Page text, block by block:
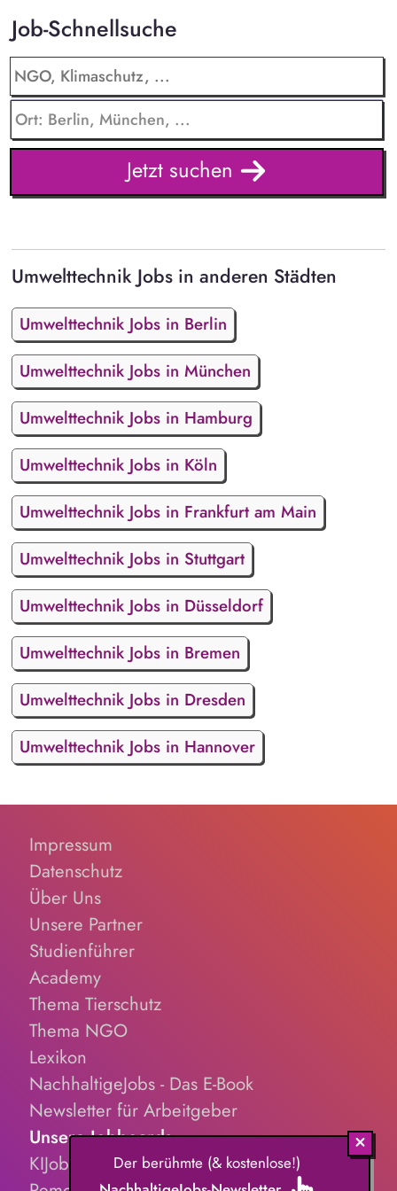
Job-Schnellsuche
Jetzt suchen
Umwelttechnik Jobs in anderen Städten
Umwelttechnik Jobs in Berlin
Umwelttechnik Jobs in München
Umwelttechnik Jobs in Hamburg
Umwelttechnik Jobs in Köln
Umwelttechnik Jobs in Frankfurt am Main
Umwelttechnik Jobs in Stuttgart
Umwelttechnik Jobs in Düsseldorf
Umwelttechnik Jobs in Bremen
Umwelttechnik Jobs in Dresden
Umwelttechnik Jobs in Hannover
Impressum
Datenschutz
Über Uns
Unsere Partner
Studienführer
Academy
Thema Tierschutz
Thema NGO
Lexikon
NachhaltigeJobs - Das E-Book
Newsletter für Arbeitgeber
Unsere Jobboards
KIJobs.de
Der berühmte (& kostenlose!)